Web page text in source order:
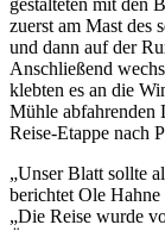
zuerst am Mast des
und dann auf der
Anschließend
klebten es an die
Mühle abfahrenden
Reise-Etappe nach
„Unser Blatt sollte
berichtet Ole Hahne
„Die Reise wurde